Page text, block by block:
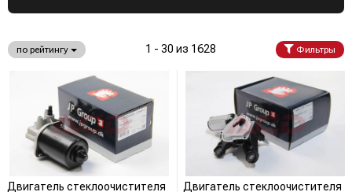
по рейтингу 1 - 30 из 1628 Фильтры
Двигатель стеклоочистителя
Двигатель стеклоочистителя